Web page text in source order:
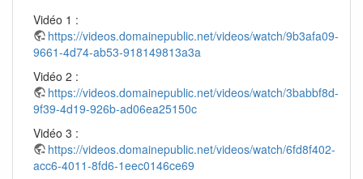
Vidéo 1 :
https://videos.domainepublic.net/videos/watch/9b3afa09-
9661-4d74-ab53-918149813a3a
Vidéo 2 :
https://videos.domainepublic.net/videos/watch/3babbf8d-
9f39-4d19-926b-ad06ea25150c
Vidéo 3 :
https://videos.domainepublic.net/videos/watch/6fd8f402-
acc6-4011-8fd6-1eec0146ce69